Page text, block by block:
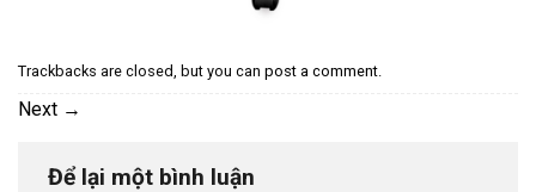
Trackbacks are closed, but you can post a comment.
Next →
Để lại một bình luận